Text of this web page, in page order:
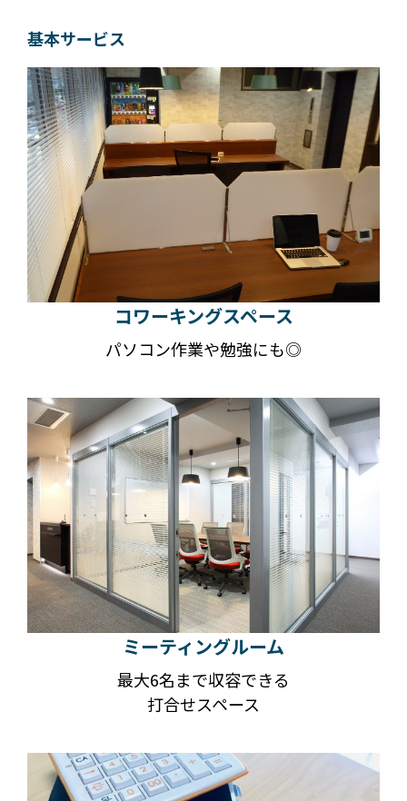
基本サービス
コワーキングスペース
パソコン作業や勉強にも◎
ミーティングルーム
最大6名まで収容できる
打合せスペース